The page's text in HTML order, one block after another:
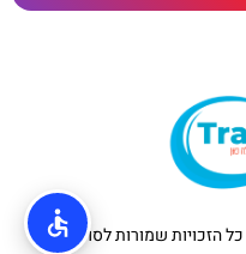
הזכויות שמורות לסוכנות